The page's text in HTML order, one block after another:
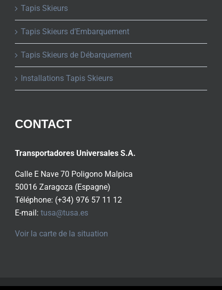
Tapis Skieurs
Tapis Skieurs d’Embarquement
Tapis Skieurs de Débarquement
Installations Tapis Skieurs
CONTACT
Transportadores Universales S.A.
Calle E Nave 70 Poligono Malpica
50016 Zaragoza (Espagne)
Téléphone: (+34) 976 57 11 12
E-mail: tusa@tusa.es
Voir la carte de la situation